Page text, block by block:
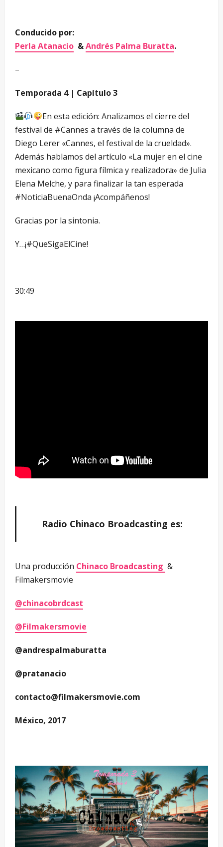
Conducido por:
Perla Atanacio &Andrés Palma Buratta.
–
Temporada 4 | Capítulo 3
En esta edición: Analizamos el cierre del
festival de #Cannes a través de la columna de
Diego Lerer «Cannes, el festival de la crueldad».
Además hablamos del artículo «La mujer en el cine
mexicano como figura fílmica y realizadora» de Julia
Elena Melche, y para finalizar la tan esperada
#NoticiaBuenaOnda ¡Acompáñenos!
Gracias por la sintonia.
Y…¡#QueSigaElCine!
30:49
Radio Chinaco Broadcasting es:
Una producción Chinaco Broadcasting &
Filmakersmovie
@chinacobrdcast
@Filmakersmovie
@andrespalmaburatta
@pratanacio
contacto@filmakersmovie.com
México, 2017